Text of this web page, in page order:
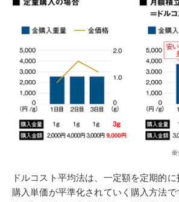
ドルコスト平均法は、一定額を定期的に
購入単価が平準化されていく購入方法